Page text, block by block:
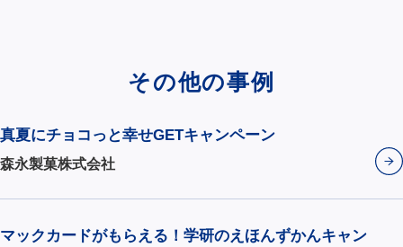
その他の事例
真夏にチョコっと幸せGETキャンペーン
森永製菓株式会社
マックカードがもらえる！学研のえほんずかんキャン